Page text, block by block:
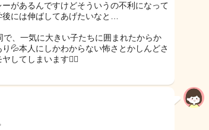
があるんですけどそういうの不利になって
には伸ばしてあげたいなと…
、一気に大きい子たちに囲まれたからか
💦本人にしかわからない怖さとかしんどさ
してしまいます😶‍🌫️